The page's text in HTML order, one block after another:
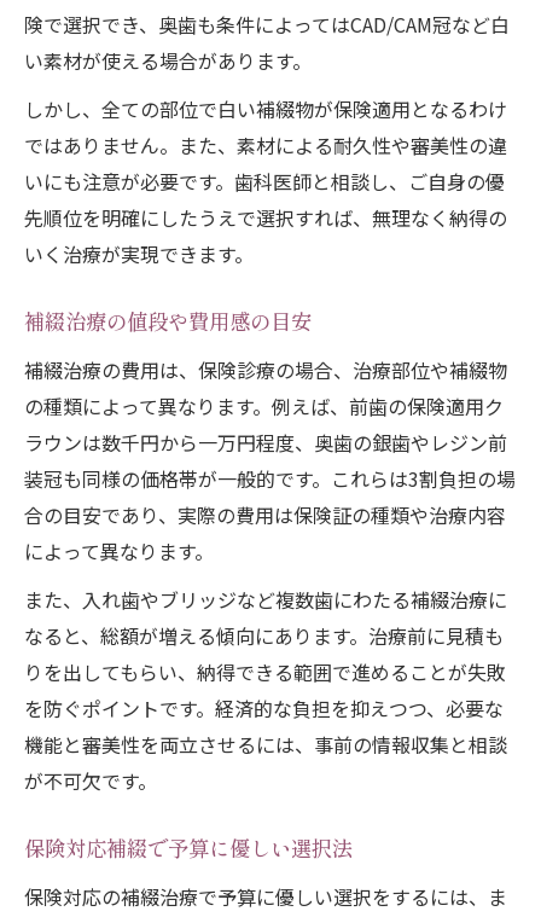
険で選択でき、奥歯も条件によってはCAD/CAM冠など白
い素材が使える場合があります。
しかし、全ての部位で白い補綴物が保険適用となるわけ
ではありません。また、素材による耐久性や審美性の違
いにも注意が必要です。歯科医師と相談し、ご自身の優
先順位を明確にしたうえで選択すれば、無理なく納得の
いく治療が実現できます。
補綴治療の値段や費用感の目安
補綴治療の費用は、保険診療の場合、治療部位や補綴物
の種類によって異なります。例えば、前歯の保険適用ク
ラウンは数千円から一万円程度、奥歯の銀歯やレジン前
装冠も同様の価格帯が一般的です。これらは3割負担の場
合の目安であり、実際の費用は保険証の種類や治療内容
によって異なります。
また、入れ歯やブリッジなど複数歯にわたる補綴治療に
なると、総額が増える傾向にあります。治療前に見積も
りを出してもらい、納得できる範囲で進めることが失敗
を防ぐポイントです。経済的な負担を抑えつつ、必要な
機能と審美性を両立させるには、事前の情報収集と相談
が不可欠です。
保険対応補綴で予算に優しい選択法
保険対応の補綴治療で予算に優しい選択をするには、ま